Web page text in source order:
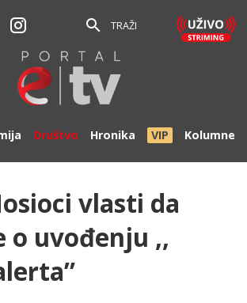
TRAŽI
Društvo Hronika VIP Kolumne
vlasti da
o uvođenju ,,